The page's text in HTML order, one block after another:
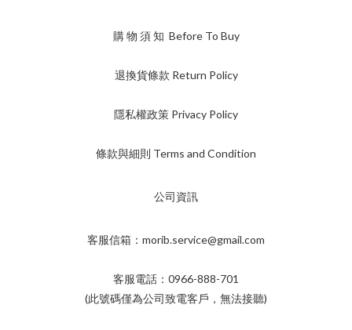
棉質為主 – 透氣舒適
頂部形狀大致區分為
購 物 須 知 Before To Buy
退換貨條款 Return Policy
隱私權政策 Privacy Policy
條款與細則 Terms and Condition
公司資訊
客服信箱：morib.service@gmail.com
客服電話：0966-888-701
(此號碼僅為公司致電客戶，無法接聽)